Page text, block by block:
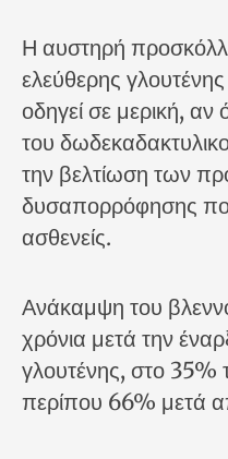
Η αυστηρή
ελεύθερης γλουτένης
οδηγεί σε μερική,
του
την βελτίωση των
δυσαπορρόφησης
ασθενείς.
Ανάκαμψη του
χρόνια μετά την
γλουτένης, στο 35%
περίπου 66% μετά